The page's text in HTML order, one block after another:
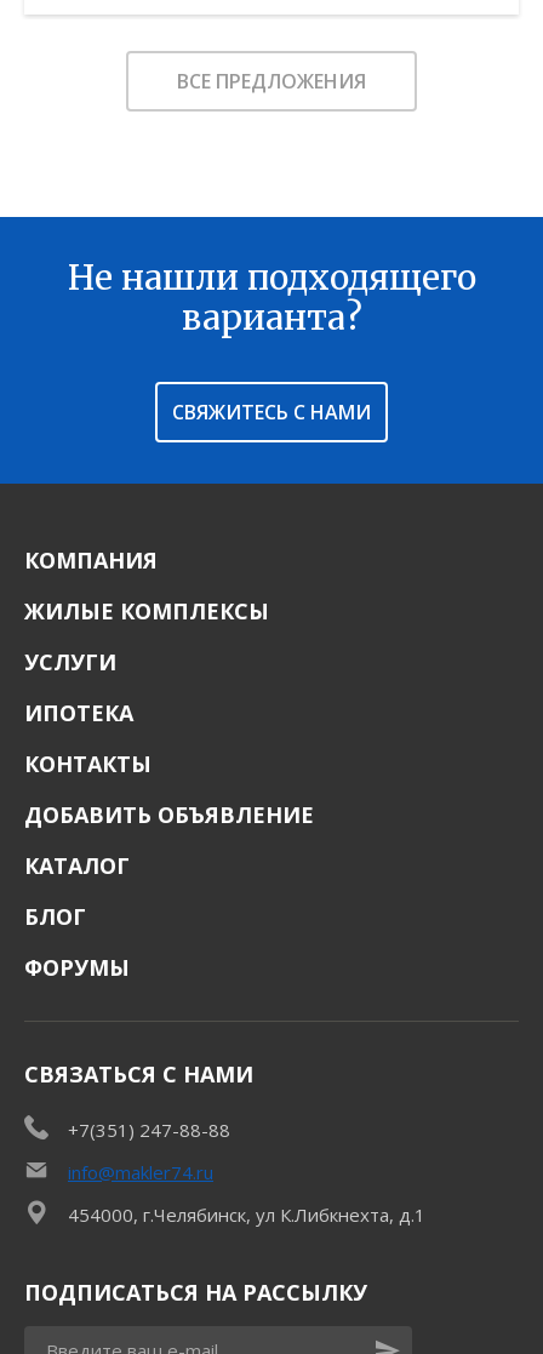
Общая площадь:
50.7 м
В ИЗБРАННОЕ
ВСЕ ПРЕДЛОЖЕНИЯ
Не нашли подходящего
варианта?
СВЯЖИТЕСЬ С НАМИ
КОМПАНИЯ
ЖИЛЫЕ КОМПЛЕКСЫ
УСЛУГИ
ИПОТЕКА
КОНТАКТЫ
ДОБАВИТЬ ОБЪЯВЛЕНИЕ
КАТАЛОГ
БЛОГ
ФОРУМЫ
СВЯЗАТЬСЯ С НАМИ
+7(351) 247-88-88
info@makler74.ru
454000, г.Челябинск, ул К.Либкнехта, д.1
ПОДПИСАТЬСЯ НА РАССЫЛКУ